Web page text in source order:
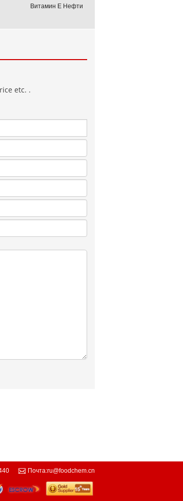
Витамин Е Нефти
Почта:ru@foodchem.cn